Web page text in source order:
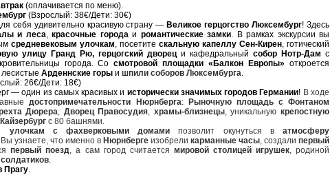
(оплачивается по меню).
(Взрослый: 38€/Дети: 30€)
себя удивительно красивую страну — Великое герцогство Люксембург! Здесь
и леса, красочные города и романтические замки. В рамках экскурсии вы
средневековым улочкам, посетите скальную капеллу Сен-Кирен, готический
улицу Гранд Рю, герцогский двореци кафедральный собор Нотр-Дам с
города. Сосмотровой площадки «Балкон Европы» откроется
Арденнские горы и шпили соборов Люксембурга.
26€/Дети: 18€)
— один из самых красивых и исторически значимых городов Германии! В ходе
достопримечательности Нюрнберга:
Рыночную площадь с Фонтаном
Дюрера, Дворец Правосудия, храмы-близнецы, уникальнуюкрепостную
с 80 башнями.
улочкам с фахверковыми домами позволит окунуться ватмосферу
Вы узнаете, что именно в Нюрнберге изобрели карманные часы, создали первый
первый поезд, а сам город считается мировой столицей игрушек, родиной
.
Прагу.